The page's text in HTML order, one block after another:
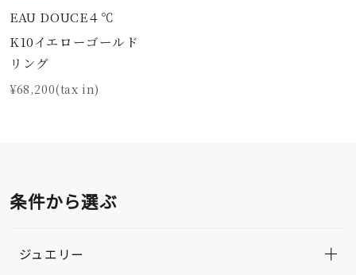
EAU DOUCE４℃
K10イエローゴールド
リング
¥68,200(tax in)
条件から選ぶ
ジュエリー